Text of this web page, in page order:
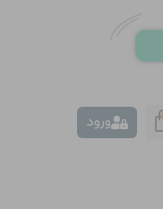
ورود